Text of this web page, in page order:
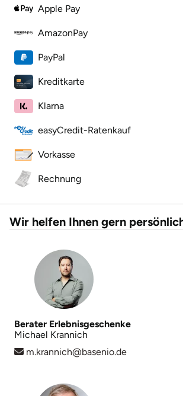
Apple Pay
AmazonPay
PayPal
Kreditkarte
Klarna
easyCredit-Ratenkauf
Vorkasse
Rechnung
Wir helfen Ihnen gern
Berater Erlebnisgeschenke
Michael Krannich
m.krannich@basenio.de
Kiel
Koblenz
Kronach
Köln
Landkreis Rostock
Landshut
Langenselbold
Leutkirch
Ludwigslust-Parchim
Löbau